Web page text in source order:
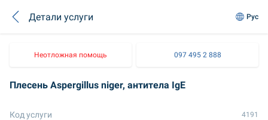
Детали услуги Рус
Неотложная помощь 097 495 2 888
Плесень Aspergillus niger, антитела IgE
Код услуги 4191